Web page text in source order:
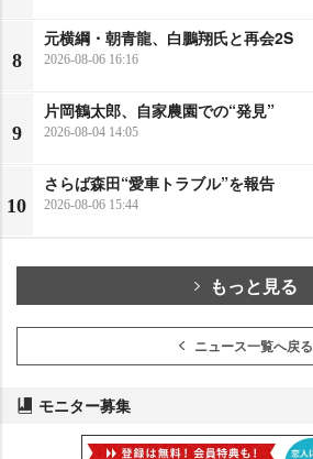
8
元横綱・朝青龍、白鵬翔氏と再会2S
2026-08-06 16:16
9
片岡鶴太郎、自家農園での“発見”
2026-08-04 14:05
10
さらば森田“愛車トラブル”を報告
2026-08-06 15:44
もっと見る
ニュース一覧へ戻る
モニター募集